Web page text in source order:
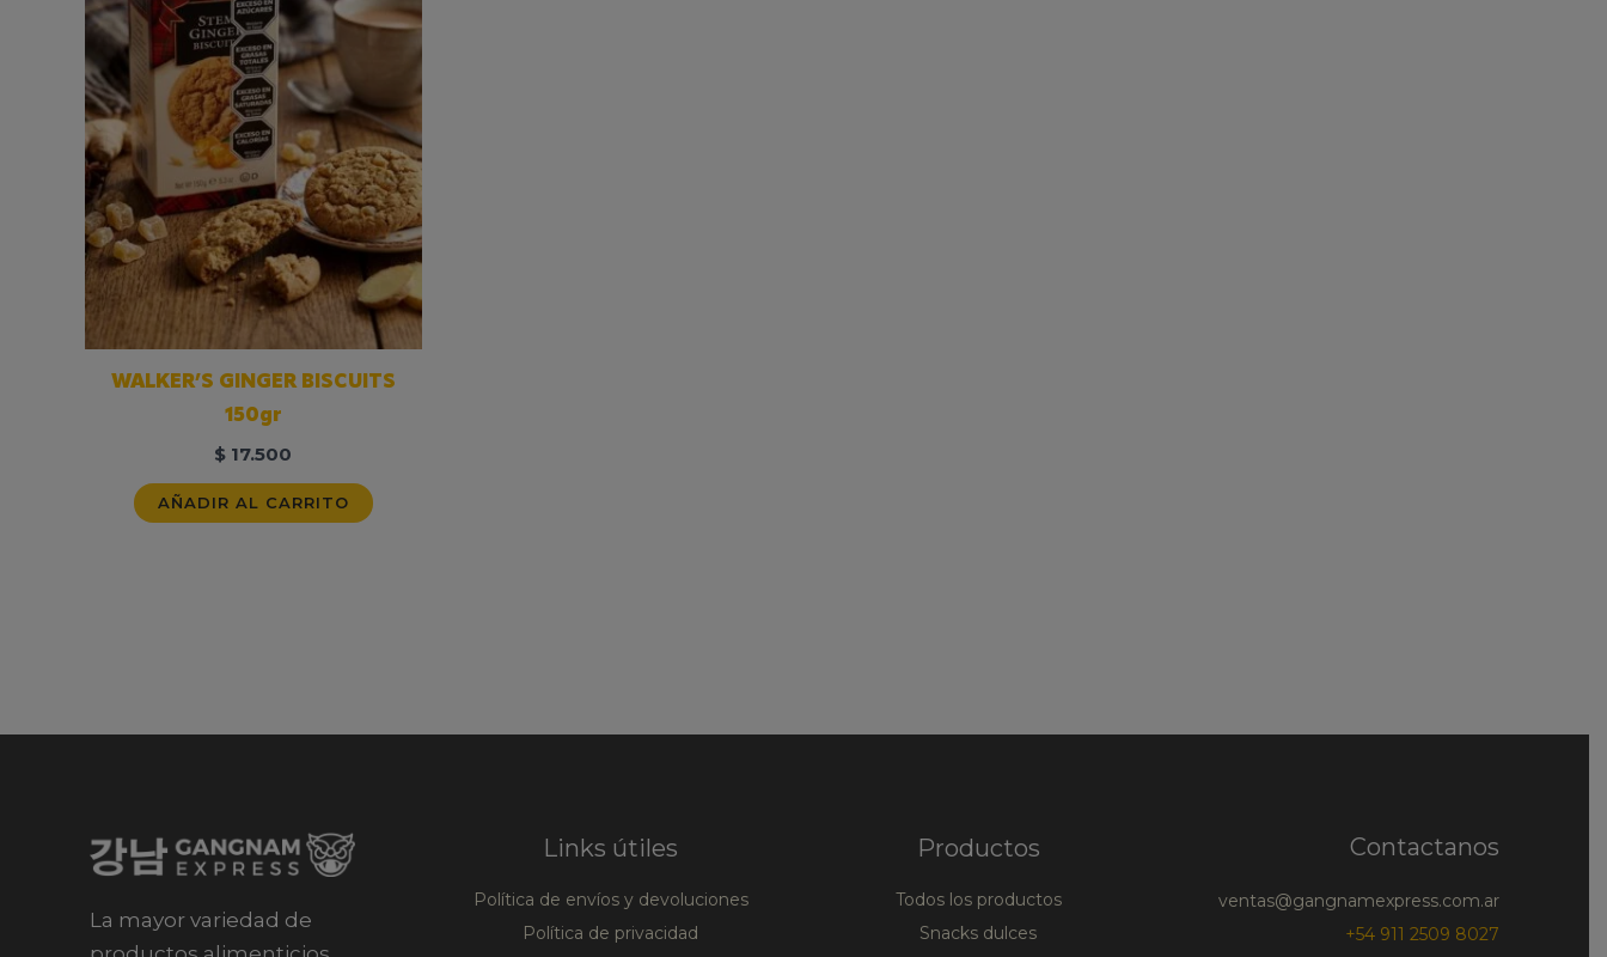
WALKER’S GINGER BISCUITS
150gr
$ 17.500
AÑADIR AL CARRITO
La mayor variedad de
Links útiles
Política de envíos y devoluciones
Política de privacidad
Productos
Todos los productos
Snacks dulces
Contactanos
ventas@gangnamexpress.com.ar
+54 911 2509 8027